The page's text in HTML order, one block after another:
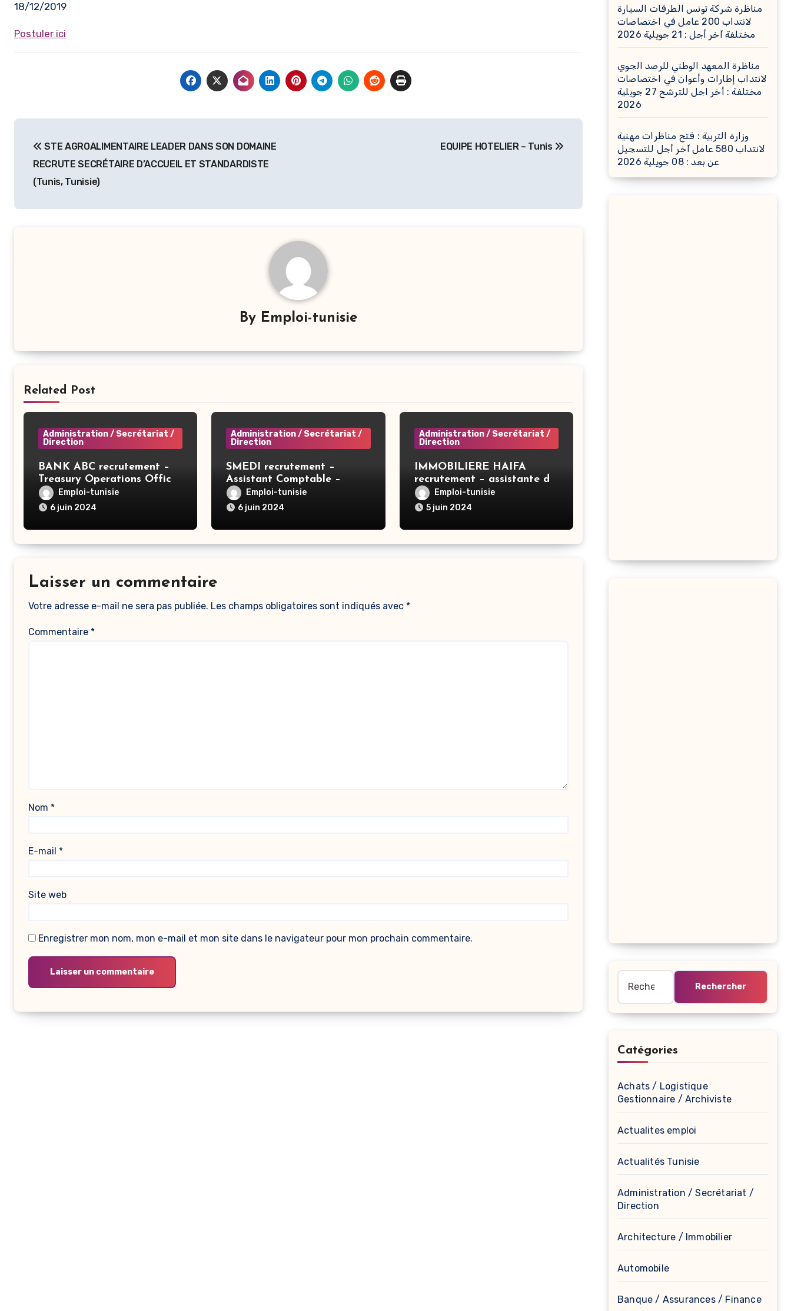
18/12/2019
Postuler ici
de
l’article
STE AGROALIMENTAIRE LEADER DANS SON DOMAINE
RECRUTE SECRÉTAIRE D’ACCUEIL ET STANDARDISTE
(Tunis, Tunisie)
EQUIPE HOTELIER – Tunis
By Emploi-tunisie
Related Post
Administration / Secrétariat /
Direction
BANK ABC recrutement –
Treasury Operations Officer
– TunisEmploi-tunisie
6 juin 2024
Administration / Secrétariat /
Direction
SMEDI recrutement –
Assistant Comptable –
ArianaEmploi-tunisie
6 juin 2024
Administration / Secrétariat /
Direction
IMMOBILIERE HAIFA
recrutement – assistante de
direction – Tunis
Emploi-tunisie
5 juin 2024
Laisser un commentaire
Votre adresse e-mail ne sera pas publiée. Les champs obligatoires sont indiqués avec *
Commentaire *
Nom *
E-mail *
Site web
Enregistrer mon nom, mon e-mail et mon site dans le navigateur pour mon prochain commentaire.
مناظرة شركة تونس الطرقات السيارة
لانتداب 200 عامل في اختصاصات
مختلفة آخر أجل : 21 جويلية 2026
مناظرة المعهد الوطني للرصد الجوي
لانتداب إطارات وأعوان في اختصاصات
مختلفة : أخر اجل للترشح 27 جويلية
2026
وزارة التربية : فتح مناظرات مهنية
لانتداب 580 عامل آخر أجل للتسجيل
عن بعد : 08 جويلية 2026
Catégories
Achats / Logistique
Gestionnaire / Archiviste
Actualites emploi
Actualités Tunisie
Administration / Secrétariat /
Direction
Architecture / Immobilier
Automobile
Banque / Assurances / Finance